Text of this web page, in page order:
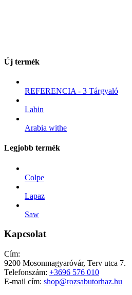
Új termék
REFERENCIA - 3 Tárgyaló
Labin
Arabia withe
Legjobb termék
Colpe
Lapaz
Saw
Kapcsolat
Cím:
9200 Mosonmagyaróvár, Terv utca 7.
Telefonszám: +3696 576 010
E-mail cím: shop@rozsabutorhaz.hu